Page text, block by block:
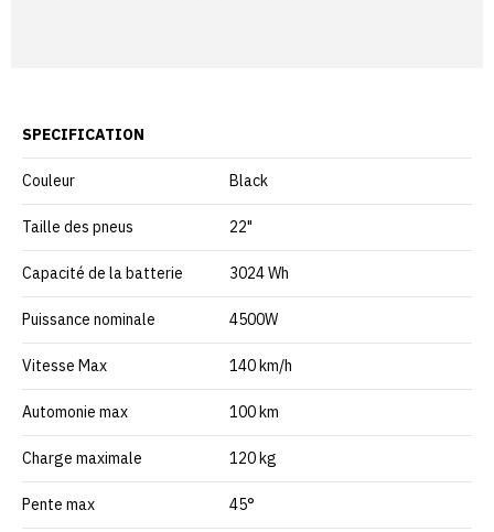
SPECIFICATION
Couleur Black
Taille des pneus 22"
Capacité de la batterie 3024 Wh
Puissance nominale 4500W
Vitesse Max 140 km/h
Automonie max 100 km
Charge maximale 120 kg
Pente max 45°